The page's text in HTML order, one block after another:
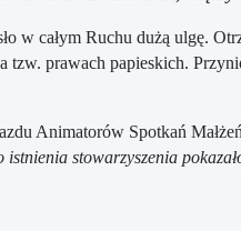
w całym Ruchu dużą ulgę.
prawach papieskich.
Animatorów Spotkań
stowarzyszenia